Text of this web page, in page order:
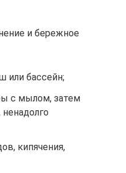
и бережное
или бассейн;
с мылом, затем
кипячения,